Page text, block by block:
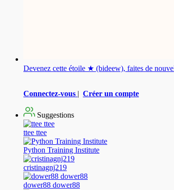
Devenez cette étoile ★ (bideew), faites de
Connectez-vous | Créer un compte
Suggestions
ttee ttee
Python Training Institute
cristinagnj219
dower88 dower88